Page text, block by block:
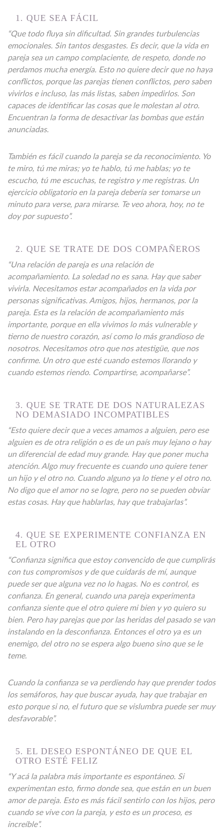
1. QUE SEA FÁCIL
“Que todo fluya sin dificultad. Sin grandes turbulencias
emocionales. Sin tantos desgastes. Es decir, que la vida en
pareja sea un campo complaciente, de respeto, donde no
perdamos mucha energía. Esto no quiere decir que no haya
conflictos, porque las parejas tienen conflictos, pero saben
vivirlos e incluso, las más listas, saben impedirlos. Son
capaces de identificar las cosas que le molestan al otro.
Encuentran la forma de desactivar las bombas que están
anunciadas.
También es fácil cuando la pareja se da reconocimiento. Yo
te miro, tú me miras; yo te hablo, tú me hablas; yo te
escucho, tú me escuchas, te registro y me registras. Un
ejercicio obligatorio en la pareja debería ser tomarse un
minuto para verse, para mirarse. Te veo ahora, hoy, no te
doy por supuesto”.
2. QUE SE TRATE DE DOS COMPAÑEROS
“Una relación de pareja es una relación de
acompañamiento. La soledad no es sana. Hay que saber
vivirla. Necesitamos estar acompañados en la vida por
personas significativas. Amigos, hijos, hermanos, por la
pareja. Esta es la relación de acompañamiento más
importante, porque en ella vivimos lo más vulnerable y
tierno de nuestro corazón, así como lo más grandioso de
nosotros. Necesitamos otro que nos atestigüe, que nos
confirme. Un otro que esté cuando estemos llorando y
cuando estemos riendo. Compartirse, acompañarse”.
3. QUE SE TRATE DE DOS NATURALEZAS
NO DEMASIADO INCOMPATIBLES
“Esto quiere decir que a veces amamos a alguien, pero ese
alguien es de otra religión o es de un país muy lejano o hay
un diferencial de edad muy grande. Hay que poner mucha
atención. Algo muy frecuente es cuando uno quiere tener
un hijo y el otro no. Cuando alguno ya lo tiene y el otro no.
No digo que el amor no se logre, pero no se pueden obviar
estas cosas. Hay que hablarlas, hay que trabajarlas”.
4. QUE SE EXPERIMENTE CONFIANZA EN
EL OTRO
“Confianza significa que estoy convencido de que cumplirás
con tus compromisos y de que cuidarás de mí, aunque
puede ser que alguna vez no lo hagas. No es control, es
confianza. En general, cuando una pareja experimenta
confianza siente que el otro quiere mi bien y yo quiero su
bien. Pero hay parejas que por las heridas del pasado se van
instalando en la desconfianza. Entonces el otro ya es un
enemigo, del otro no se espera algo bueno sino que se le
teme.
Cuando la confianza se va perdiendo hay que prender todos
los semáforos, hay que buscar ayuda, hay que trabajar en
esto porque si no, el futuro que se vislumbra puede ser muy
desfavorable”.
5. EL DESEO ESPONTÁNEO DE QUE EL
OTRO ESTÉ FELIZ
“Y acá la palabra más importante es espontáneo. Si
experimentan esto, firmo donde sea, que están en un buen
amor de pareja. Esto es más fácil sentirlo con los hijos, pero
cuando se vive con la pareja, y esto es un proceso, es
increíble”.